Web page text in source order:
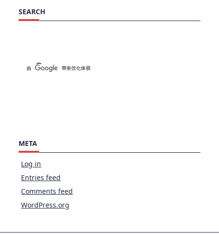
SEARCH
META
Log in
Entries feed
Comments feed
WordPress.org